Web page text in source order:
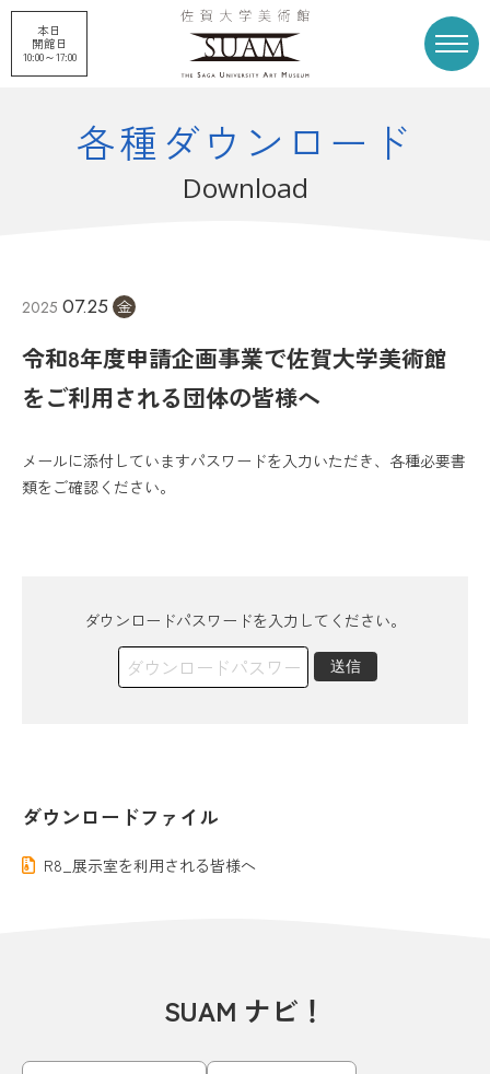
本日
開館日
10:00～17:00
トップページ 展覧会
刊行物
美術館概要 美術館募金
お知らせ
プレスリリース 各種ダウンロード プライバシーポリシー
各種ダウンロード
Download
2025 07.25 金
令和8年度申請企画事業で佐賀大学美術館
をご利用される団体の皆様へ
メールに添付していますパスワードを入力いただき、各種必要書
類をご確認ください。
ダウンロードパスワードを入力してください。
送信
ダウンロードファイル
R8_展示室を利用される皆様へ
SUAM ナビ！